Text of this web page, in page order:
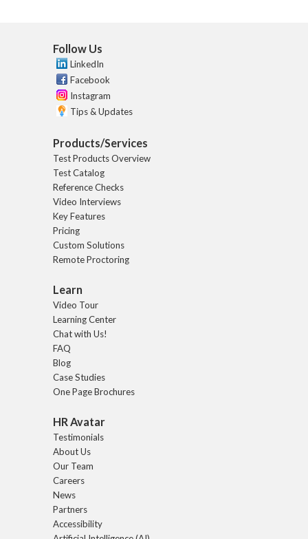
Follow Us
LinkedIn
Facebook
Instagram
Tips & Updates
Products/Services
Test Products Overview
Test Catalog
Reference Checks
Video Interviews
Key Features
Pricing
Custom Solutions
Remote Proctoring
Learn
Video Tour
Learning Center
Chat with Us!
FAQ
Blog
Case Studies
One Page Brochures
HR Avatar
Testimonials
About Us
Our Team
Careers
News
Partners
Accessibility